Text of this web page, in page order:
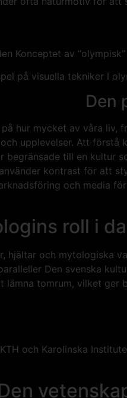
Konceptet av
på visuella tekniker I
Den
hur mycket av våra
upplevelser. Att förstå
begränsade till en kultur
kontrast för att
och media
roll i
hjältar och mytologiska
Den svenska
lämna tomrum, vilket
och Karolinska